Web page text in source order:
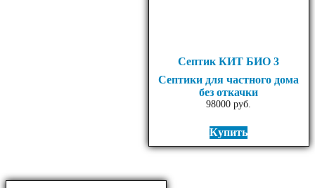
Септик КИТ БИО 3
Септики для частного дома
без откачки
98000 руб.
Купить